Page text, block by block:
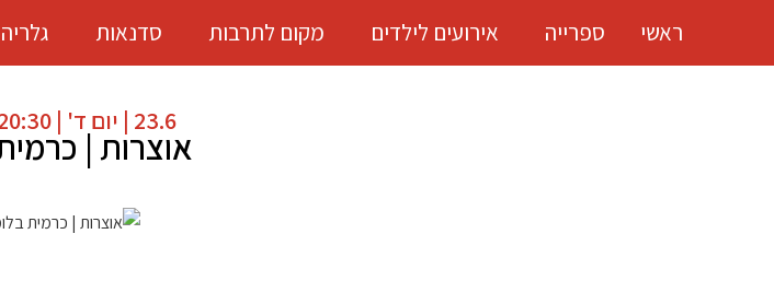
ראשי ספרייה אירועים לילדים מקום לתרבות סדנאות גלריה 10
23.6 | יום ד' | 20:30 | בית מיכל
אוצרות |